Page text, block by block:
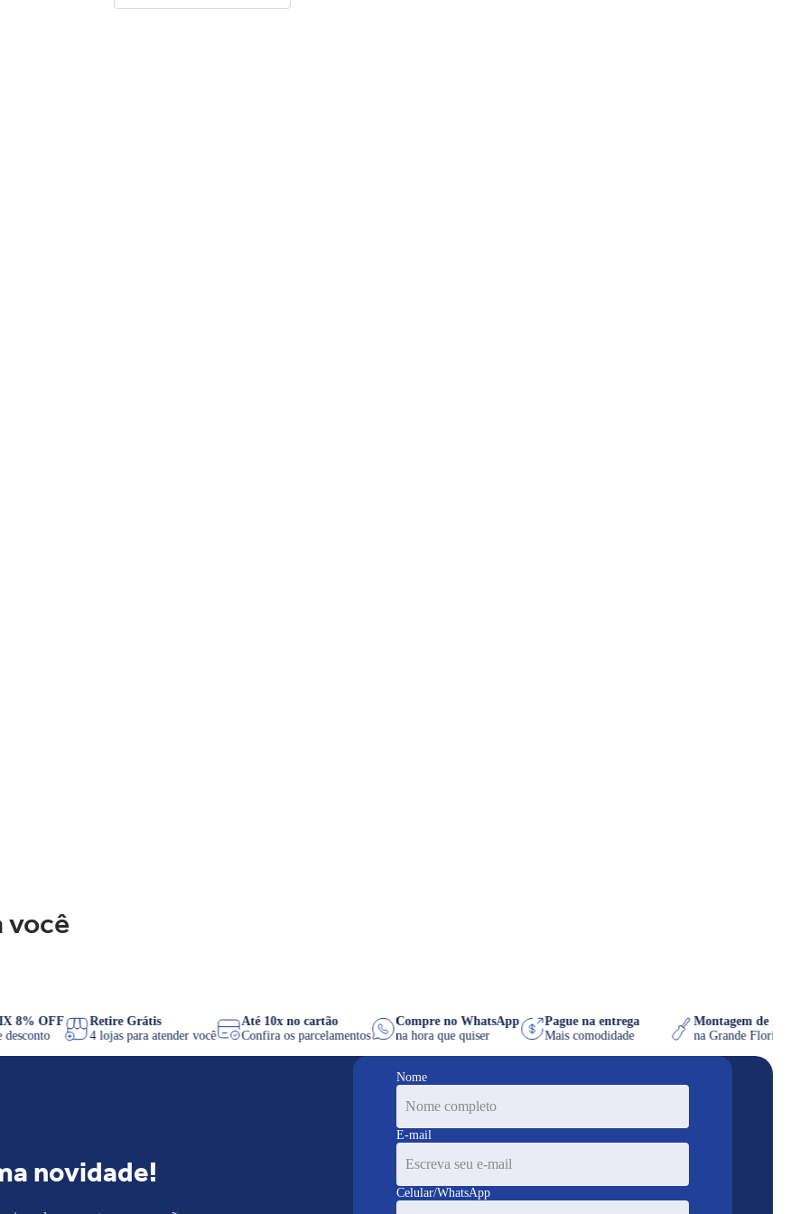
com tecnologia Smart Sensor, sensores inteligentes que ajustam automaticamente o nível de água.
lavagem!
Edredom pode ser lavado sem preocupação e sem esforço!
o nível de água conforme quantidade de roupa em cada ciclo, economizando até 25% de água.
a formação de bolinhas nas roupas durante o processo, mantendo-as com aparência de novas por mais
de agitação e centrifugação exclusivo que gera menos ruídos.
delicados, através da suavidade de agitação.
d'água, permitindo limpá-lo sem preocupação.
PIX 8% OFF
de desconto
Retire Grátis
4 lojas para atender você
Até 10x no cartão
Confira os parcelamentos
Compre no WhatsApp
na hora que quiser
Pague na entrega
Mais comodidade
Montagem de
na Grande
novidade!
Nome
E-mail
Celular/WhatsApp